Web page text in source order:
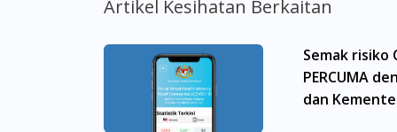
sebelum mengambil atau menggunakan
menggantikannya.
Pemberian ubat-ubatan yang
yang berdaftar di bawah Majlis Perubatan
Artikel Kesihatan Berkaitan
Semak risiko
PERCUMA
dan